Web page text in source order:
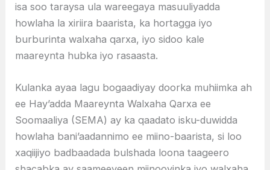
isa soo taraysa ula wareegaya masuuliyadda
howlaha la xiriira baarista, ka hortagga iyo
burburinta walxaha qarxa, iyo sidoo kale
maareynta hubka iyo rasaasta.
Kulanka ayaa lagu bogaadiyay doorka muhiimka ah
ee Hay’adda Maareynta Walxaha Qarxa ee
Soomaaliya (SEMA) ay ka qaadato isku-duwidda
howlaha bani’aadannimo ee miino-baarista, si loo
xaqiijiyo badbaadada bulshada loona taageero